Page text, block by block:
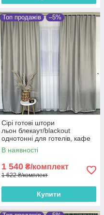
Топ продажів –5%
Сірі готові штори
льон блекаут/blackout
однотонні для готелів, кафе
та ресторанів
В наявності
1 540 ₴/комплект
1 622 ₴/комплект
Купити